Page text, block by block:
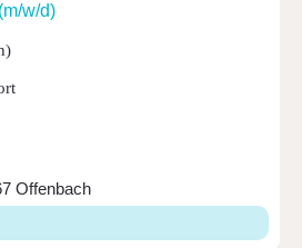
w/d)
Offenbach